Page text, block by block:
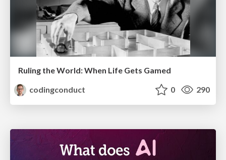
Ruling the World: When Life Gets Gamed
codingconduct
0 290